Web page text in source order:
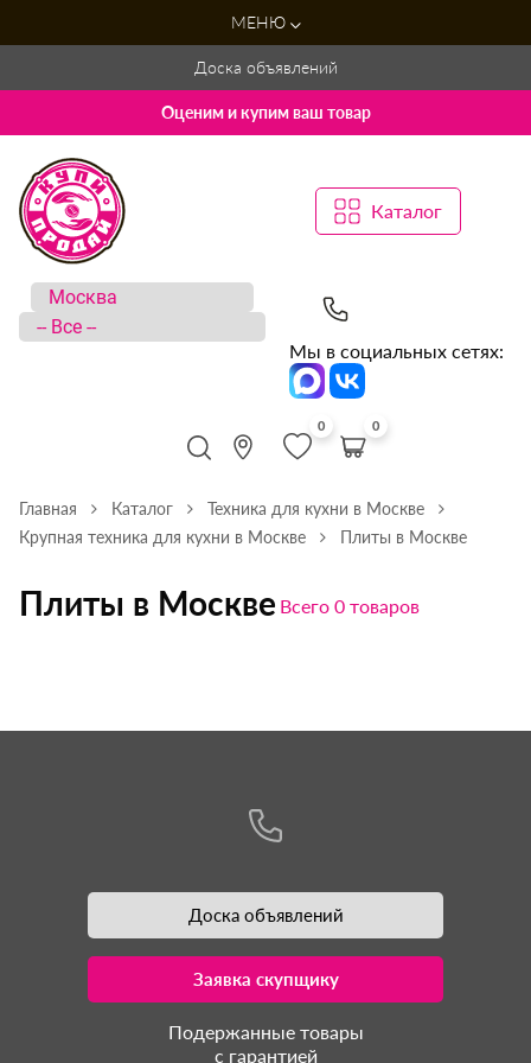
МЕНЮ
Доска объявлений
Оценим и купим ваш товар
Каталог
Мы в социальных сетях:
0 0
Главная Каталог
Техника для кухни в Москве
Крупная техника для кухни в Москве
Плиты в Москве
Плиты в Москве Всего 0 товаров
Доска объявлений
Заявка скупщику
Подержанные товары
с гарантией